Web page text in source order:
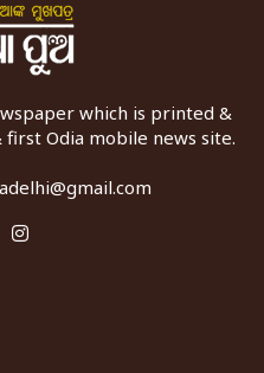
which is printed &
Odia mobile news site.